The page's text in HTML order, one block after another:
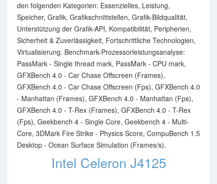
den folgenden Kategorien: Essenzielles, Leistung,
Speicher, Grafik, Grafikschnittstellen, Grafik-Bildqualität,
Unterstützung der Grafik-API, Kompatibilität, Peripherien,
Sicherheit & Zuverlässigkeit, Fortschrittliche Technologien,
Virtualisierung. Benchmark-Prozessorleistungsanalyse:
PassMark - Single thread mark, PassMark - CPU mark,
GFXBench 4.0 - Car Chase Offscreen (Frames),
GFXBench 4.0 - Car Chase Offscreen (Fps), GFXBench 4.0
- Manhattan (Frames), GFXBench 4.0 - Manhattan (Fps),
GFXBench 4.0 - T-Rex (Frames), GFXBench 4.0 - T-Rex
(Fps), Geekbench 4 - Single Core, Geekbench 4 - Multi-
Core, 3DMark Fire Strike - Physics Score, CompuBench 1.5
Desktop - Ocean Surface Simulation (Frames/s).
Intel Celeron J4125